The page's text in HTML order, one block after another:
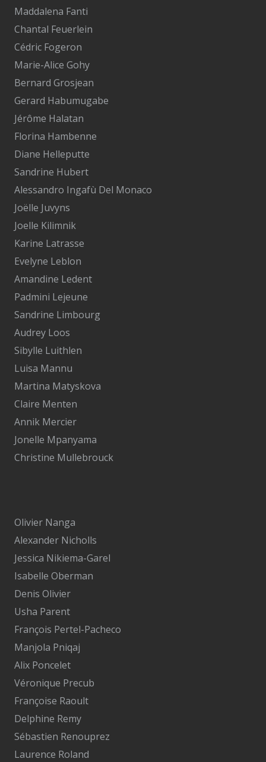
Maddalena Fanti
Chantal Feuerlein
Cédric Fogeron
Marie-Alice Gohy
Bernard Grosjean
Gerard Habumugabe
Jérôme Halatan
Florina Hambenne
Diane Helleputte
Sandrine Hubert
Alessandro Ingafù Del Monaco
Joëlle Juvyns
Joelle Kilimnik
Karine Latrasse
Evelyne Leblon
Amandine Ledent
Padmini Lejeune
Sandrine Limbourg
Audrey Loos
Sibylle Luithlen
Luisa Mannu
Martina Matyskova
Claire Menten
Annik Mercier
Jonelle Mpanyama
Christine Mullebrouck
Olivier Nanga
Alexander Nicholls
Jessica Nikiema-Garel
Isabelle Oberman
Denis Olivier
Usha Parent
François Pertel-Pacheco
Manjola Pniqaj
Alix Poncelet
Véronique Precub
Françoise Raoult
Delphine Remy
Sébastien Renouprez
Laurence Roland